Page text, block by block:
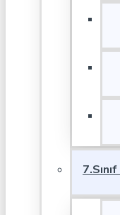
7.Sınıf